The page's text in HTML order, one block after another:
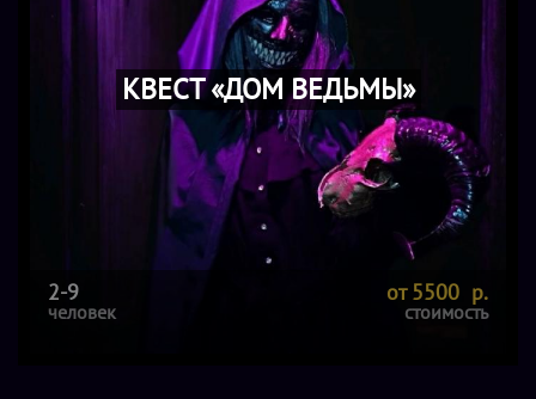
КВЕСТ «ДОМ ВЕДЬМЫ»
2-9
человек
от 5500 р.
стоимость